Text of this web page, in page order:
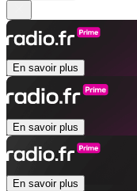
En savoir plus
En savoir plus
En savoir plus